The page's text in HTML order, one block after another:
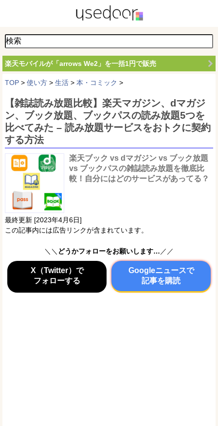
楽天モバイルが「arrows We2」を一括1円で販売
TOP > 使い方 > 生活 > 本・コミック >
【雑誌読み放題比較】楽天マガジン、dマガジ
ン、ブック放題、ブックパスの読み放題5つを
比べてみた – 読み放題サービスをおトクに契約
する方法
楽天ブック vs dマガジン vs ブック放題
vs ブックパスの雑誌読み放題を徹底比
較！自分にはどのサービスがあってる？
最終更新 [2023年4月6日]
この記事内には広告リンクが含まれています。
＼＼ どうかフォローをお願いします… ／／
X（Twitter）で
フォローする
Googleニュースで
記事を購読